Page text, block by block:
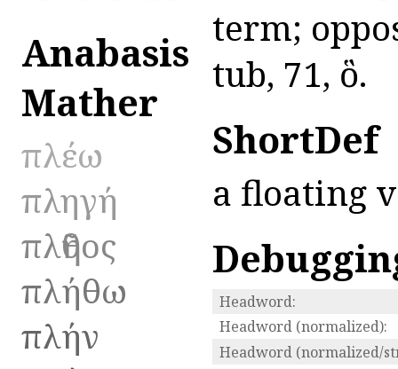
Anabasis
Mather
πλέω
πληγή
πλῆθος
πλήθω
πλήν
term;
tub, 71, ὃ.
ShortDef
a floating
Headword:
Headword (normalized):
Headword (normalized/